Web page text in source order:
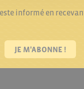
informé en
JE M'ABONNE !